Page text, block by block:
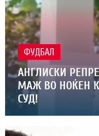
ФУДБАЛ
АНГЛИСКИ
МАЖ ВО НОЌЕН
СУД!